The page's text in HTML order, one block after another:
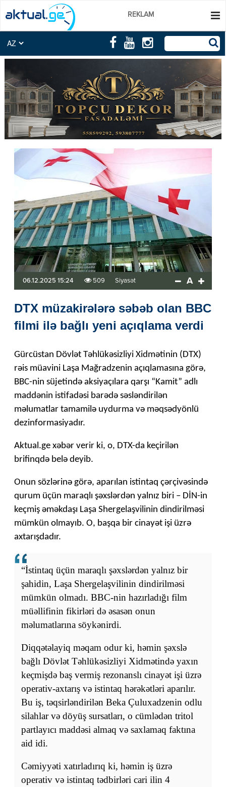
REKLAM
06.12.2025 15:24 509 Siyasət A
DTX müzakirələrə səbəb olan BBC
filmi ilə bağlı yeni açıqlama verdi
Gürcüstan Dövlət Təhlükəsizliyi Xidmətinin (DTX)
rəis müavini Laşa Mağradzenin açıqlamasına görə,
BBC-nin süjetində aksiyaçılara qarşı “Kamit” adlı
maddənin istifadəsi barədə səsləndirilən
məlumatlar tamamilə uydurma və məqsədyönlü
dezinformasiyadır.
Aktual.ge xəbər verir ki, o, DTX-da keçirilən
brifinqdə belə deyib.
Onun sözlərinə görə, aparılan istintaq çərçivəsində
qurum üçün maraqlı şəxslərdən yalnız biri – DİN-in
keçmiş əməkdaşı Laşa Shergelaşvilinin dindirilməsi
mümkün olmayıb. O, başqa bir cinayət işi üzrə
axtarışdadır.
“İstintaq üçün maraqlı şəxslərdən yalnız bir
şahidin, Laşa Shergelaşvilinin dindirilməsi
mümkün olmadı. BBC-nin hazırladığı film
müəllifinin fikirləri də əsasən onun
məlumatlarına söykənirdi.
Diqqətəlayiq məqam odur ki, həmin şəxslə
bağlı Dövlət Təhlükəsizliyi Xidmətində yaxın
keçmişdə baş vermiş rezonanslı cinayət işi üzrə
operativ-axtarış və istintaq hərəkətləri aparılır.
Bu iş, təqsirləndirilən Beka Çuluxadzenin odlu
silahlar və döyüş sursatları, o cümlədən tritol
partlayıcı maddəsi almaq və saxlamaq faktına
aid idi.
Cəmiyyəti xatırladırıq ki, həmin iş üzrə
operativ və istintaq tədbirləri cari ilin 4